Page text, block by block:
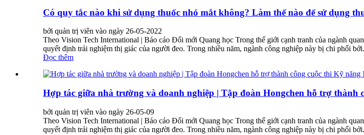
Có quy tắc nào khi sử dụng thuốc nhỏ mắt không? Làm thế nào để sử dụng
bởi quản trị viên vào ngày 26-05-2022
Theo Vision Tech International | Báo cáo Đổi mới Quang học Trong thế giới cạnh tranh của ngành
quyết định trải nghiệm thị giác của người đeo. Trong nhiều năm, ngành công nghiệp này bị chi phối
Đọc thêm
Hợp tác giữa nhà trường và doanh nghiệp | Tập đoàn Hongchen hỗ trợ thành
bởi quản trị viên vào ngày 26-05-09
Theo Vision Tech International | Báo cáo Đổi mới Quang học Trong thế giới cạnh tranh của ngành
quyết định trải nghiệm thị giác của người đeo. Trong nhiều năm, ngành công nghiệp này bị chi phối